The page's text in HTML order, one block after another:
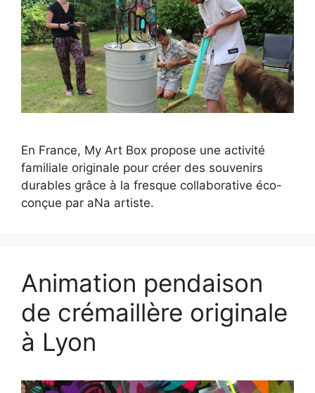
En France, My Art Box propose une activité
familiale originale pour créer des souvenirs
durables grâce à la fresque collaborative éco-
conçue par aNa artiste.
Animation pendaison
de crémaillère originale
à Lyon